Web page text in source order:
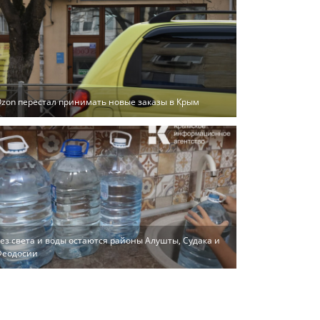
перестал принимать новые заказы в Крым
света и воды остаются районы Алушты, Судака и